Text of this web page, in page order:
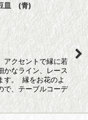
豆皿 (青)
アクセントで縁に若
かなライン、レース
す。 縁をお花のよ
で、テーブルコーデ